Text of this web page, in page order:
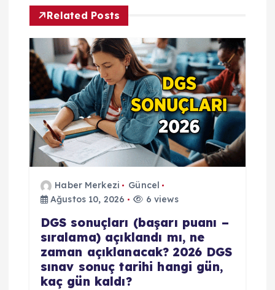
m
e
s
Related Posts
Haber Merkezi
Güncel
Ağustos 10, 2026
6 views
DGS sonuçları (başarı puanı –
sıralama) açıklandı mı, ne
zaman açıklanacak? 2026 DGS
sınav sonuç tarihi hangi gün,
kaç gün kaldı?